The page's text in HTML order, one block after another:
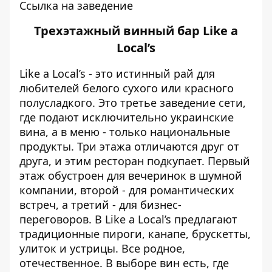
Ссылка на заведение
Трехэтажный винный бар Like a
Local’s
Like a Local’s - это истинный рай для
любителей белого сухого или красного
полусладкого. Это третье заведение сети,
где подают исключительно украинские
вина, а в меню - только национальные
продукты. Три этажа отличаются друг от
друга, и этим ресторан подкупает. Первый
этаж обустроен для вечеринок в шумной
компании, второй - для романтических
встреч, а третий - для бизнес-
переговоров. В Like a Local’s предлагают
традиционные пироги, канапе, брускетты,
улиток и устрицы. Все родное,
отечественное. В выборе вин есть, где